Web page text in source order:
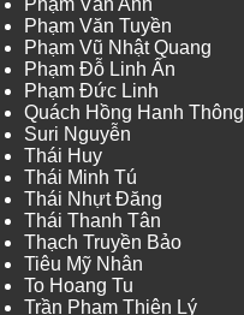
Phạm Vân Anh
Phạm Văn Tuyền
Phạm Vũ Nhật Quang
Phạm Đỗ Linh Ấn
Phạm Đức Linh
Quách Hồng Hanh Thông
Suri Nguyễn
Thái Huy
Thái Minh Tú
Thái Nhựt Đăng
Thái Thanh Tân
Thạch Truyền Bảo
Tiêu Mỹ Nhân
To Hoang Tu
Trần Phạm Thiên Lý